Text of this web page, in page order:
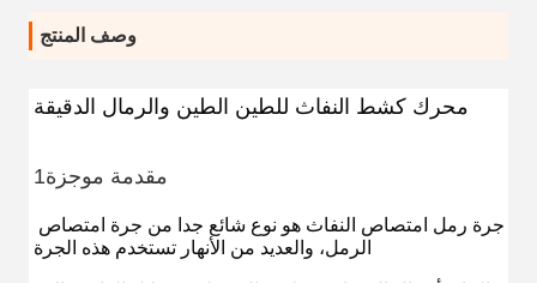
وصف المنتج
محرك كشط النفاث للطين الطين والرمال الدقيقة
1مقدمة موجزة
الرمل، والعديد من الأنهار تستخدم هذه الجرة